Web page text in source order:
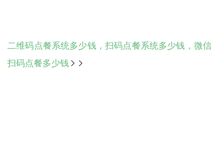
二维码点餐系统多少钱，扫码点餐系统多少钱，微信
扫码点餐多少钱 